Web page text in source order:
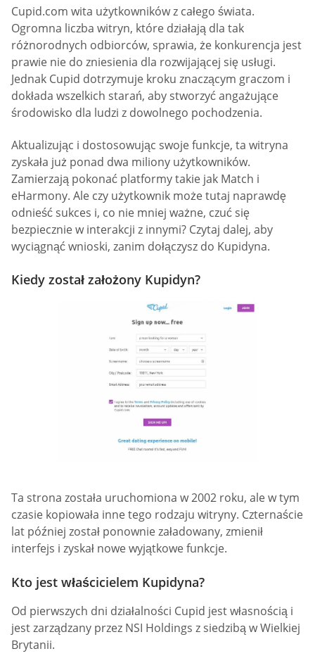
Cupid.com wita użytkowników z całego świata.
Ogromna liczba witryn, które działają dla tak
różnorodnych odbiorców, sprawia, że konkurencja jest
prawie nie do zniesienia dla rozwijającej się usługi.
Jednak Cupid dotrzymuje kroku znaczącym graczom i
dokłada wszelkich starań, aby stworzyć angażujące
środowisko dla ludzi z dowolnego pochodzenia.
Aktualizując i dostosowując swoje funkcje, ta witryna
zyskała już ponad dwa miliony użytkowników.
Zamierzają pokonać platformy takie jak Match i
eHarmony. Ale czy użytkownik może tutaj naprawdę
odnieść sukces i, co nie mniej ważne, czuć się
bezpiecznie w interakcji z innymi? Czytaj dalej, aby
wyciągnąć wnioski, zanim dołączysz do Kupidyna.
Kiedy został założony Kupidyn?
Ta strona została uruchomiona w 2002 roku, ale w tym
czasie kopiowała inne tego rodzaju witryny. Czternaście
lat później został ponownie załadowany, zmienił
interfejs i zyskał nowe wyjątkowe funkcje.
Kto jest właścicielem Kupidyna?
Od pierwszych dni działalności Cupid jest własnością i
jest zarządzany przez NSI Holdings z siedzibą w Wielkiej
Brytanii.